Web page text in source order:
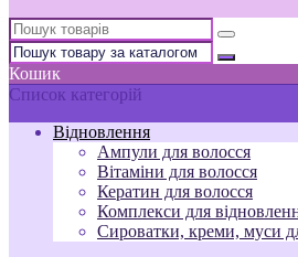
Кошик
Список категорій
Відновлення
Ампули для волосся
Вітаміни для волосся
Кератин для волосся
Комплекси для
Сироватки, креми, муси